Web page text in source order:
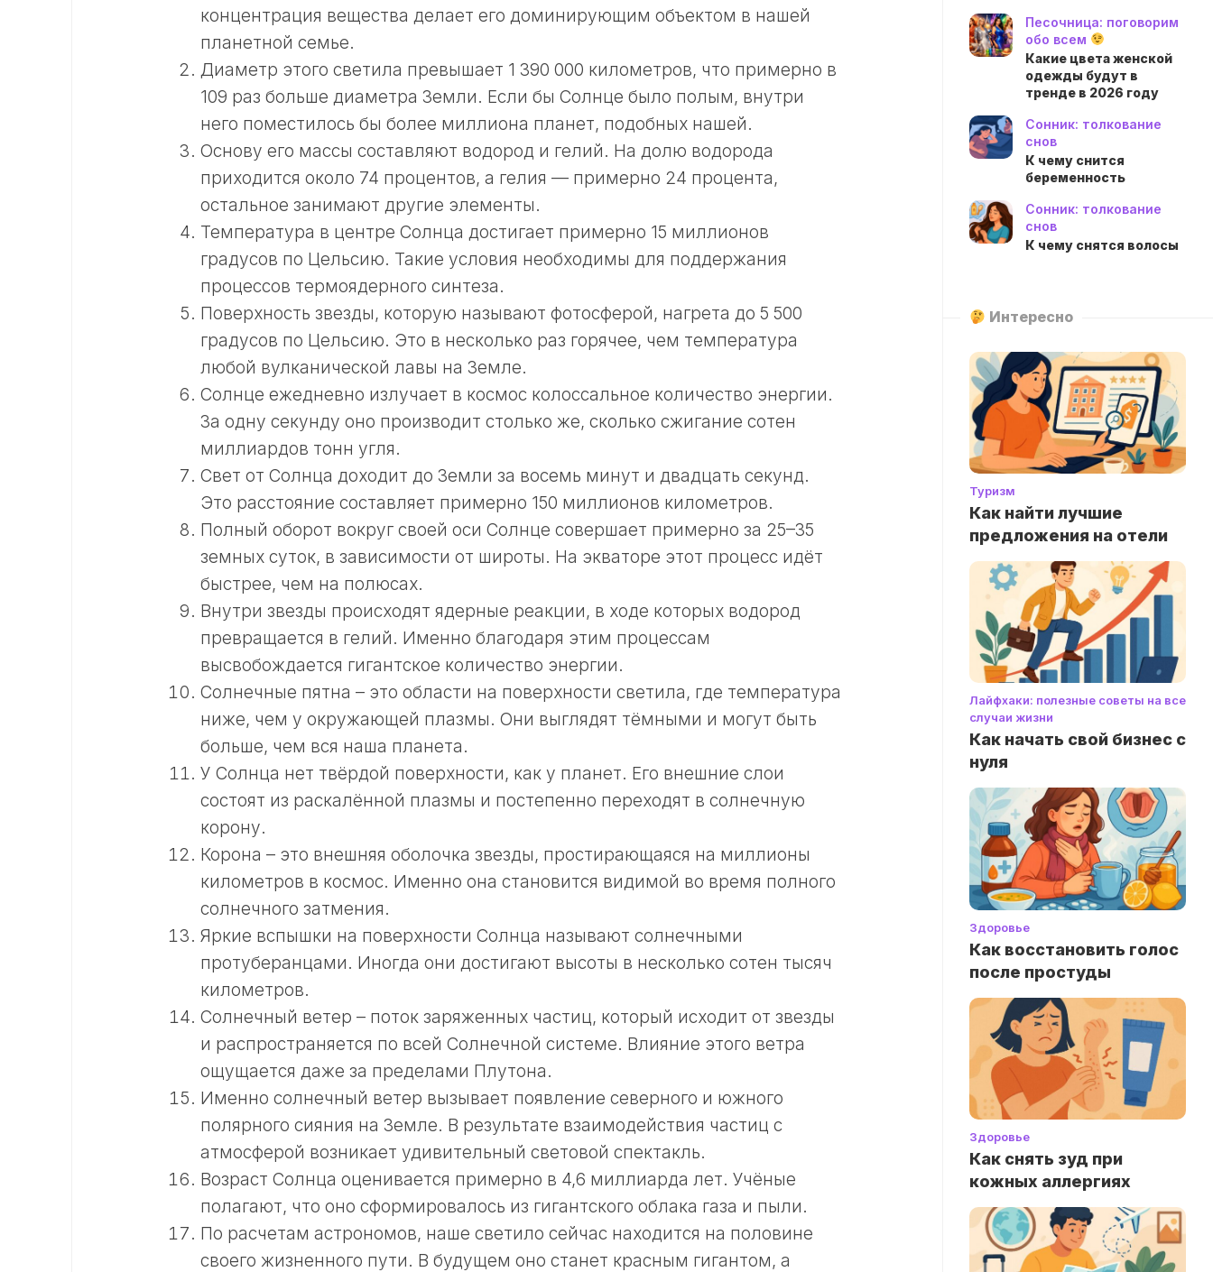
концентрация вещества делает его доминирующим объектом в нашей
планетной семье.
Диаметр этого светила превышает 1 390 000 километров, что примерно в
109 раз больше диаметра Земли. Если бы Солнце было полым, внутри
него поместилось бы более миллиона планет, подобных нашей.
Основу его массы составляют водород и гелий. На долю водорода
приходится около 74 процентов, а гелия — примерно 24 процента,
остальное занимают другие элементы.
Температура в центре Солнца достигает примерно 15 миллионов
градусов по Цельсию. Такие условия необходимы для поддержания
процессов термоядерного синтеза.
Поверхность звезды, которую называют фотосферой, нагрета до 5 500
градусов по Цельсию. Это в несколько раз горячее, чем температура
любой вулканической лавы на Земле.
Солнце ежедневно излучает в космос колоссальное количество энергии.
За одну секунду оно производит столько же, сколько сжигание сотен
миллиардов тонн угля.
Свет от Солнца доходит до Земли за восемь минут и двадцать секунд.
Это расстояние составляет примерно 150 миллионов километров.
Полный оборот вокруг своей оси Солнце совершает примерно за 25–35
земных суток, в зависимости от широты. На экваторе этот процесс идёт
быстрее, чем на полюсах.
Внутри звезды происходят ядерные реакции, в ходе которых водород
превращается в гелий. Именно благодаря этим процессам
высвобождается гигантское количество энергии.
Солнечные пятна – это области на поверхности светила, где температура
ниже, чем у окружающей плазмы. Они выглядят тёмными и могут быть
больше, чем вся наша планета.
У Солнца нет твёрдой поверхности, как у планет. Его внешние слои
состоят из раскалённой плазмы и постепенно переходят в солнечную
корону.
Корона – это внешняя оболочка звезды, простирающаяся на миллионы
километров в космос. Именно она становится видимой во время полного
солнечного затмения.
Яркие вспышки на поверхности Солнца называют солнечными
протуберанцами. Иногда они достигают высоты в несколько сотен тысяч
километров.
Солнечный ветер – поток заряженных частиц, который исходит от звезды
и распространяется по всей Солнечной системе. Влияние этого ветра
ощущается даже за пределами Плутона.
Именно солнечный ветер вызывает появление северного и южного
полярного сияния на Земле. В результате взаимодействия частиц с
атмосферой возникает удивительный световой спектакль.
Возраст Солнца оценивается примерно в 4,6 миллиарда лет. Учёные
полагают, что оно сформировалось из гигантского облака газа и пыли.
По расчетам астрономов, наше светило сейчас находится на половине
своего жизненного пути. В будущем оно станет красным гигантом, а
Песочница: поговорим
обо всем
Какие цвета женской
одежды будут в
тренде в 2026 году
Сонник: толкование
снов
К чему снится
беременность
Сонник: толкование
снов
К чему снятся волосы
Интересно
Туризм
Как найти лучшие
предложения на отели
Лайфхаки: полезные советы на все
случаи жизни
Как начать свой бизнес с
нуля
Здоровье
Как восстановить голос
после простуды
Здоровье
Как снять зуд при
кожных аллергиях